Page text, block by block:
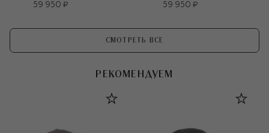
59 950 ₽
59 950 ₽
СМОТРЕТЬ ВСЕ
РЕКОМЕНДУЕМ